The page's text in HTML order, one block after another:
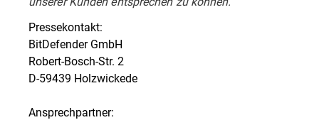
Pressekontakt:
BitDefender GmbH
Robert-Bosch-Str. 2
D-59439 Holzwickede
Ansprechpartner: